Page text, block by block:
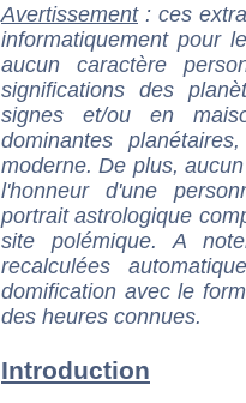
Avertissement: ces
informatiquement pour
aucun caractère
significations des
signes et/ou en
dominantes
moderne. De plus,
l'honneur d'une
portrait astrologique
site polémique. A
recalculées
domification avec le
des heures connues.
Introduction